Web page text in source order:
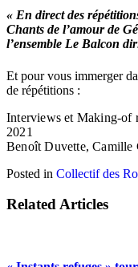
« En direct des
Chants de l’amour de
l’ensemble Le Balcon
Et pour vous immerger
de répétitions :
Interviews et Making-of
2021
Benoît Duvette, Camille
Posted in Collectif des
Related Articles